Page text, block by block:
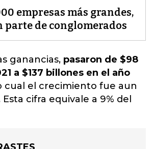
empresas más grandes,
parte de conglomerados
ganancias, pasaron de $98
a $137 billones en el año
cual el crecimiento fue aun
Esta cifra equivale a 9% del